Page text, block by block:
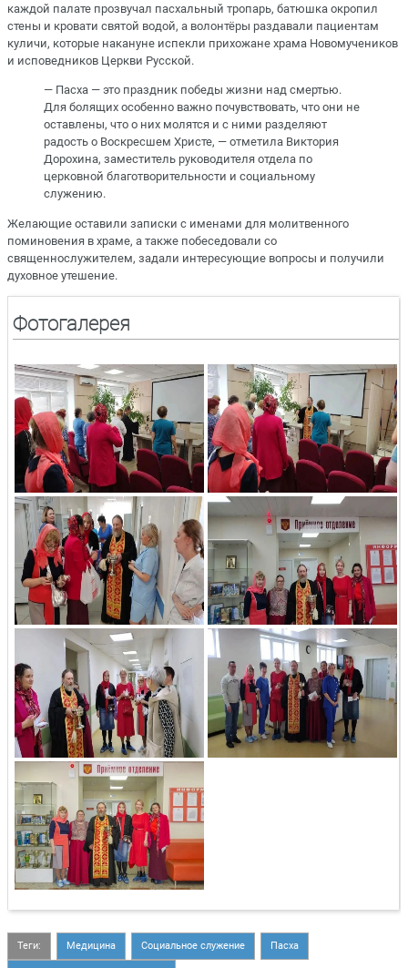
каждой палате прозвучал пасхальный тропарь, батюшка окропил
стены и кровати святой водой, а волонтёры раздавали пациентам
куличи, которые накануне испекли прихожане храма Новомучеников
и исповедников Церкви Русской.
— Пасха — это праздник победы жизни над смертью.
Для болящих особенно важно почувствовать, что они не
оставлены, что о них молятся и с ними разделяют
радость о Воскресшем Христе, — отметила Виктория
Дорохина, заместитель руководителя отдела по
церковной благотворительности и социальному
служению.
Желающие оставили записки с именами для молитвенного
поминовения в храме, а также побеседовали со
священнослужителем, задали интересующие вопросы и получили
духовное утешение.
Фотогалерея
Теги: Медицина Социальное служение Пасха